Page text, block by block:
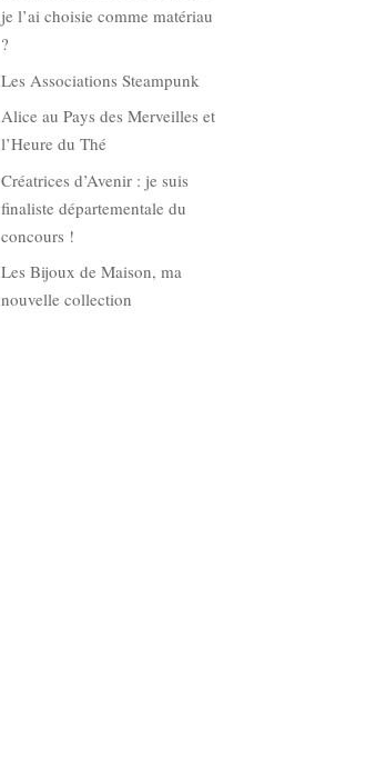
je l’ai choisie comme matériau
?
Les Associations Steampunk
Alice au Pays des Merveilles et
l’Heure du Thé
Créatrices d’Avenir : je suis
finaliste départementale du
concours !
Les Bijoux de Maison, ma
nouvelle collection